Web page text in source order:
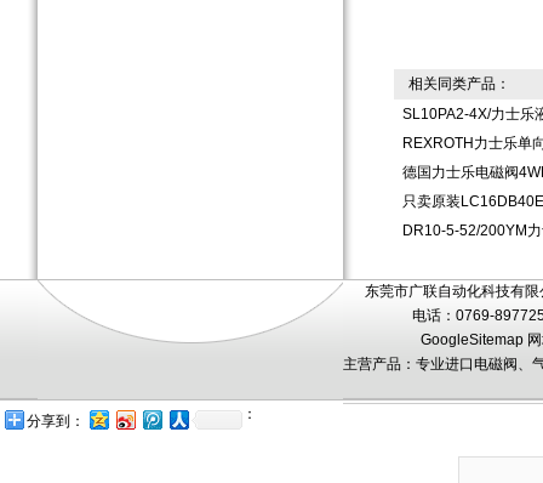
相关同类产品：
SL10PA2-4X/力士乐
REXROTH力士乐单
德国力士乐电磁阀
只卖原装
DR10-5-52/200YM
东莞市广联自动化科技有
电话：0769-
GoogleSitemap
主营产品：专业进口电磁阀、
：
分享到：